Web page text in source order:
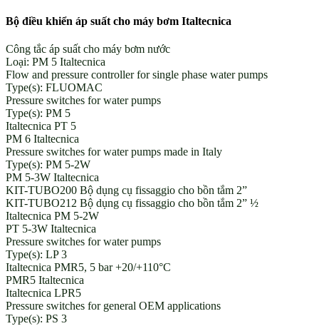
Bộ điều khiển áp suất cho máy bơm Italtecnica
Công tắc áp suất cho máy bơm nước
Loại: PM 5 Italtecnica
Flow and pressure controller for single phase water pumps
Type(s): FLUOMAC
Pressure switches for water pumps
Type(s): PM 5
Italtecnica PT 5
PM 6 Italtecnica
Pressure switches for water pumps made in Italy
Type(s): PM 5-2W
PM 5-3W Italtecnica
KIT-TUBO200 Bộ dụng cụ fissaggio cho bồn tắm 2”
KIT-TUBO212 Bộ dụng cụ fissaggio cho bồn tắm 2” ½
Italtecnica PM 5-2W
PT 5-3W Italtecnica
Pressure switches for water pumps
Type(s): LP 3
Italtecnica PMR5, 5 bar +20/+110°C
PMR5 Italtecnica
Italtecnica LPR5
Pressure switches for general OEM applications
Type(s): PS 3